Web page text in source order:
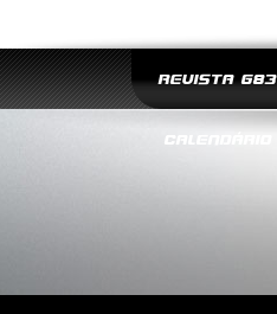
REVISTA G83
CALENDÁRIO